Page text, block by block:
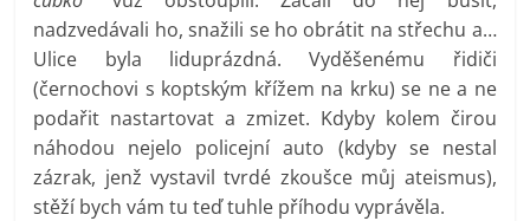
nadzvedávali ho, snažili se ho obrátit na střechu a…
Ulice byla liduprázdná. Vyděšenému řidiči
(černochovi s koptským křížem na krku) se ne a ne
podařit nastartovat a zmizet. Kdyby kolem čirou
náhodou nejelo policejní auto (kdyby se nestal
zázrak, jenž vystavil tvrdé zkoušce můj ateismus),
stěží bych vám tu teď tuhle příhodu vyprávěla.